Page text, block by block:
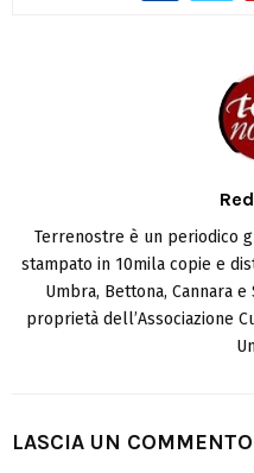
Terrenostre è un periodico
stampato in 10mila copie e
Umbra, Bettona, Cannara
proprietà dell’Associazione
LASCIA UN COMMENTO